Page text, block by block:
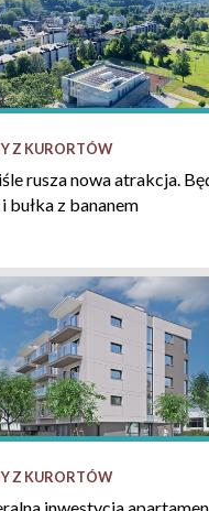
Z KURORTÓW
rusza nowa atrakcja.
bułka z bananem
Z KURORTÓW